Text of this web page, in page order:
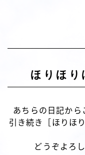
ほりほり
あちらの日記から
引き続き［ほりほ
どうぞよろ